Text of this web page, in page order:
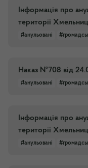
Інформація про
території
#анульовані
Наказ №708 від
#анульовані
Інформація про
території
#анульовані